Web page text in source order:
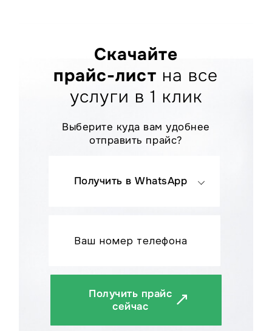
Скачайте
прайс-лист на все
услуги в 1 клик
Выберите куда вам удобнее
отправить прайс?
Получить в WhatsApp
Получить прайс
сейчас